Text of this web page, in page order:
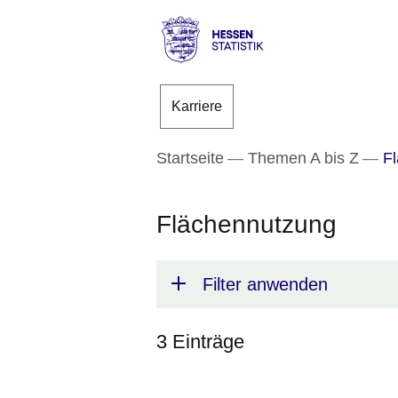
Direkt zum Kopf der
Direkt zum Inhalt
Direkt zum Fuß der
Statistik
Karriere
Startseite Themen A bis Z
Flächennutzung
Filter anwenden
3 Einträge